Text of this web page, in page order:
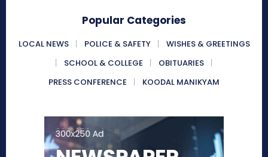
Popular Categories
LOCAL NEWS POLICE & SAFETY
WISHES & GREETINGS
SCHOOL & COLLEGE
OBITUARIES
PRESS CONFERENCE
KOODAL MANIKYAM